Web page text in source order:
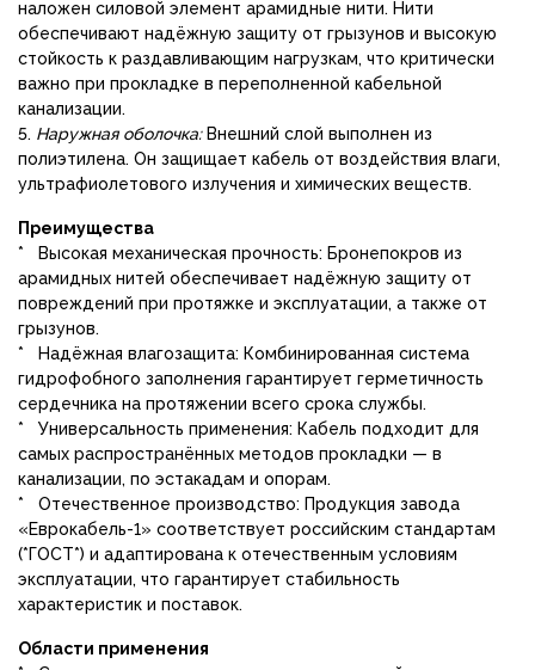
наложен силовой элемент арамидные нити. Нити
обеспечивают надёжную защиту от грызунов и высокую
стойкость к раздавливающим нагрузкам, что критически
важно при прокладке в переполненной кабельной
канализации.
5. Наружная оболочка:Внешний слой выполнен из
полиэтилена. Он защищает кабель от воздействия влаги,
ультрафиолетового излучения и химических веществ.
Преимущества
* Высокая механическая прочность: Бронепокров из
арамидных нитей обеспечивает надёжную защиту от
повреждений при протяжке и эксплуатации, а также от
грызунов.
* Надёжная влагозащита: Комбинированная система
гидрофобного заполнения гарантирует герметичность
сердечника на протяжении всего срока службы.
* Универсальность применения: Кабель подходит для
самых распространённых методов прокладки — в
канализации, по эстакадам и опорам.
* Отечественное производство: Продукция завода
«Еврокабель-1» соответствует российским стандартам
(*ГОСТ*) и адаптирована к отечественным условиям
эксплуатации, что гарантирует стабильность
характеристик и поставок.
Области применения